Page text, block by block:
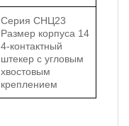
Серия СНЦ23
Размер корпуса 14
4-контактный
штекер с угловым
хвостовым
креплением